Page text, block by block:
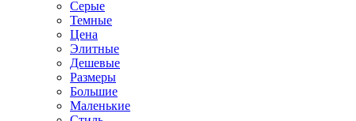
Серые
Темные
Цена
Элитные
Дешевые
Размеры
Большие
Маленькие